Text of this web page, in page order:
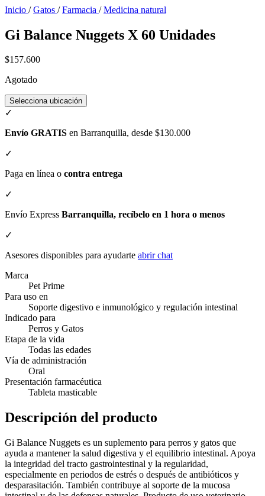
Inicio / Gatos / Farmacia / Medicina natural
Gi Balance Nuggets X 60 Unidades
$157.600
Agotado
Selecciona ubicación
✓
Envío GRATIS en Barranquilla, desde $130.000
✓
Paga en línea o contra entrega
✓
Envío Express Barranquilla, recíbelo en 1 hora o menos
✓
Asesores disponibles para ayudarte abrir chat
Marca
Pet Prime
Para uso en
Soporte digestivo e inmunológico y regulación intestinal
Indicado para
Perros y Gatos
Etapa de la vida
Todas las edades
Vía de administración
Oral
Presentación farmacéutica
Tableta masticable
Descripción del producto
Gi Balance Nuggets es un suplemento para perros y gatos que
ayuda a mantener la salud digestiva y el equilibrio intestinal. Apoya
la integridad del tracto gastrointestinal y la regularidad,
especialmente en periodos de estrés o después de antibióticos y
desparasitación. También contribuye al soporte de la mucosa